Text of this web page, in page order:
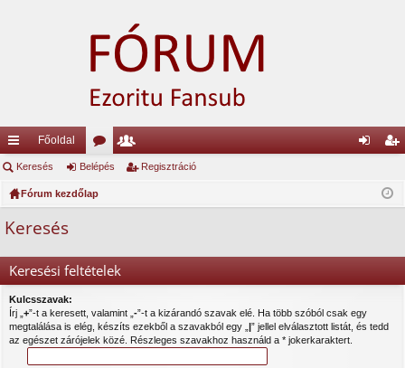
yo
rs
lin
k
Főoldal
ór
u
ag
is
Keresés Belépés Regisztráció
Fórum kezdőlap
Keresés
Keresési feltételek
Kulcsszavak:
Írj „ +”-t a keresett, valamint „ -”-t a kizárandó szavak elé. Ha több szóból csak egy
megtalálása is elég, készíts ezekből a szavakból egy „ |” jellel elválasztott listát, és tedd
az egészet zárójelek közé. Részleges szavakhoz használd a * jokerkaraktert.